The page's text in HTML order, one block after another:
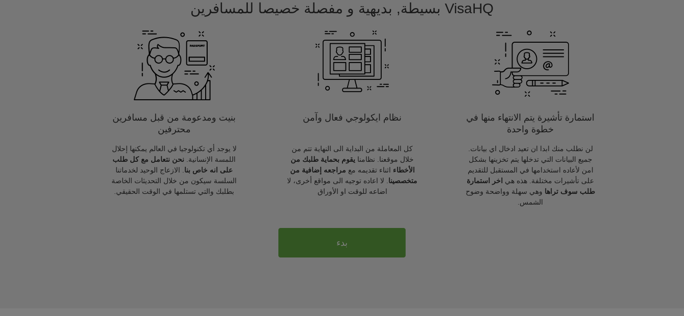
VisaHQ بسيطة, بديهية و مفصلة خصيصا للمسافرين
استمارة تأشيرة يتم الانتهاء منها في
خطوة واحدة
لن نطلب منك ابدا ان تعيد ادخال اي بيانات.
جميع البيانات التي تدخلها يتم تخزينها بشكل
امن لأعاده استخدامها في المستقبل للتقديم
على تأشيرات مختلفة. هذه هي
اخر استمارة
طلب سوف تراها وهي سهلة وواضحة وضوح
الشمس.
نظام ايكولوجي فعال وآمن
كل المعاملة من البداية الى النهاية تتم من
خلال موقعنا. نظامنا يقوم بحماية طلبك من
الأخطاء اثناء تقديمه مع مراجعه إضافية من
متخصصينا . لا اعاده توجيه الى مواقع أخرى، لا
اضاعه للوقت او الأوراق
بنيت ومدعومة من قبل مسافرين
محترفين
لا يوجد أي تكنولوجيا في العالم يمكنها إحلال
اللمسة الإنسانية. نحن نتعامل مع كل طلب
على انه خاص بنا . الازعاج الوحيد لخدماتنا
السلسة سيكون من خلال التحديثات الخاصة
بطلبك والتي تستلمها في الوقت الحقيقي.
بدء